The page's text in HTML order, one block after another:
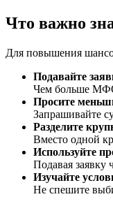
Что важно
Для повышения
Подавайте
Чем больше МФО
Просите
Запрашивайте
Разделите
Вместо одной
Используйте
Подавая заявку
Изучайте
Не спешите